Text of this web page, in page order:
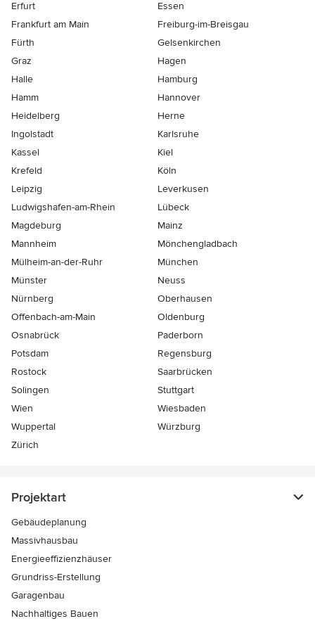
Erfurt
Essen
Frankfurt am Main
Freiburg-im-Breisgau
Fürth
Gelsenkirchen
Graz
Hagen
Halle
Hamburg
Hamm
Hannover
Heidelberg
Herne
Ingolstadt
Karlsruhe
Kassel
Kiel
Krefeld
Köln
Leipzig
Leverkusen
Ludwigshafen-am-Rhein
Lübeck
Magdeburg
Mainz
Mannheim
Mönchen­gladbach
Mülheim-an-der-Ruhr
München
Münster
Neuss
Nürnberg
Oberhausen
Offenbach-am-Main
Oldenburg
Osnabrück
Paderborn
Potsdam
Regensburg
Rostock
Saarbrücken
Solingen
Stuttgart
Wien
Wiesbaden
Wuppertal
Würzburg
Zürich
Projektart
Gebäudeplanung
Massivhausbau
Energieeffizienzhäuser
Grundriss-Erstellung
Garagenbau
Nachhaltiges Bauen